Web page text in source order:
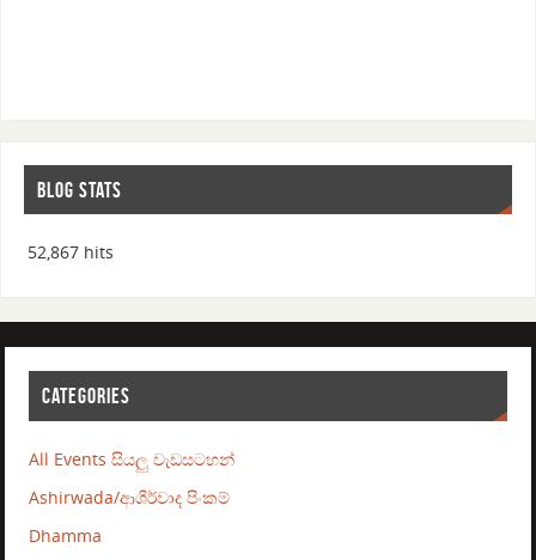
BLOG STATS
52,867 hits
CATEGORIES
All Events සියලු වැඩසටහන්
Ashirwada/ආශීර්වාද පිංකම්
Dhamma